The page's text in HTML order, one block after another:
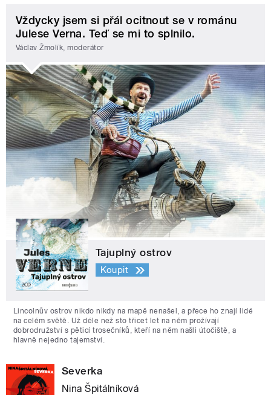
Vždycky jsem si přál ocitnout se v románu
Julese Verna. Teď se mi to splnilo.
Václav Žmolík, moderátor
Tajuplný ostrov
Koupit
Lincolnův ostrov nikdo nikdy na mapě nenašel, a přece ho znají lidé
na celém světě. Už déle než sto třicet let na něm prožívají
dobrodružství s pěticí trosečníků, kteří na něm našli útočiště, a
hlavně nejedno tajemství.
Severka
Nina Špitálníková